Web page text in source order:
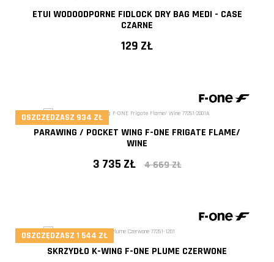
ETUI WODOODPORNE FIDLOCK DRY BAG MEDI - CASE
CZARNE
129 ZŁ
PARAWING / POCKET WING F-ONE FRIGATE FLAME/
WINE
3 735 ZŁ 4 669 ZŁ
OSZCZĘDZASZ 934 ZŁ
SKRZYDŁO K-WING F-ONE PLUME CZERWONE
OSZCZĘDZASZ 1 544 ZŁ